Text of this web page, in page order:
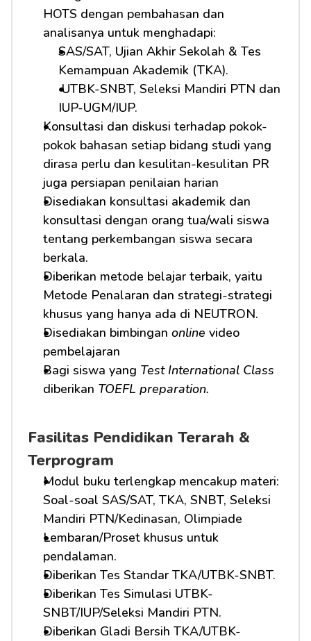
HOTS dengan pembahasan dan
analisanya untuk menghadapi:
SAS/SAT, Ujian Akhir Sekolah & Tes
Kemampuan Akademik (TKA).
UTBK-SNBT, Seleksi Mandiri PTN dan
IUP-UGM/IUP.
Konsultasi dan diskusi terhadap pokok-
pokok bahasan setiap bidang studi yang
dirasa perlu dan kesulitan-kesulitan PR
juga persiapan penilaian harian
Disediakan konsultasi akademik dan
konsultasi dengan orang tua/wali siswa
tentang perkembangan siswa secara
berkala.
Diberikan metode belajar terbaik, yaitu
Metode Penalaran dan strategi-strategi
khusus yang hanya ada di NEUTRON.
Disediakan bimbingan online video
pembelajaran
Bagi siswa yang Test International Class
diberikan TOEFL preparation.
Fasilitas Pendidikan Terarah &
Terprogram
Modul buku terlengkap mencakup materi:
Soal-soal SAS/SAT, TKA, SNBT, Seleksi
Mandiri PTN/Kedinasan, Olimpiade
Lembaran/Proset khusus untuk
pendalaman.
Diberikan Tes Standar TKA/UTBK-SNBT.
Diberikan Tes Simulasi UTBK-
SNBT/IUP/Seleksi Mandiri PTN.
Diberikan Gladi Bersih TKA/UTBK-